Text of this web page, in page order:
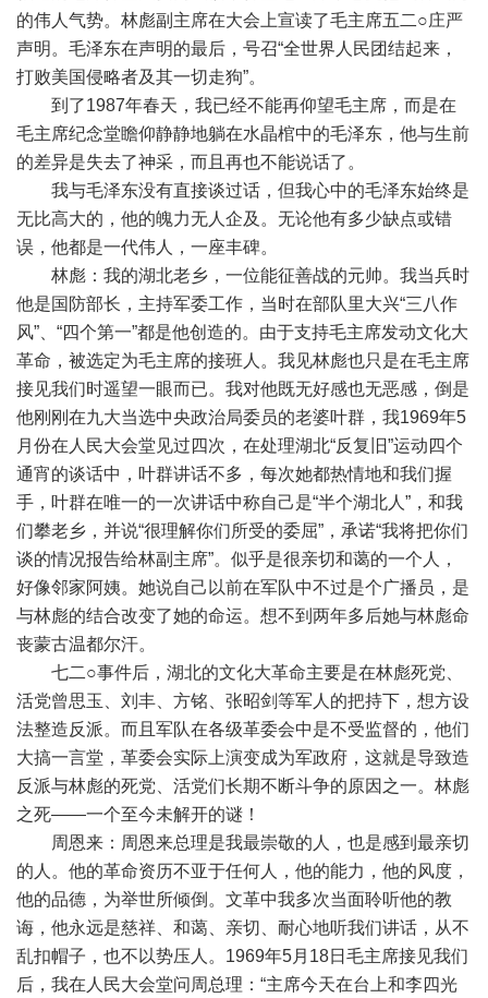
的伟人气势。林彪副主席在大会上宣读了毛主席五二○庄严
声明。毛泽东在声明的最后，号召“全世界人民团结起来，
打败美国侵略者及其一切走狗”。
到了1987年春天，我已经不能再仰望毛主席，而是在
毛主席纪念堂瞻仰静静地躺在水晶棺中的毛泽东，他与生前
的差异是失去了神采，而且再也不能说话了。
我与毛泽东没有直接谈过话，但我心中的毛泽东始终是
无比高大的，他的魄力无人企及。无论他有多少缺点或错
误，他都是一代伟人，一座丰碑。
林彪：我的湖北老乡，一位能征善战的元帅。我当兵时
他是国防部长，主持军委工作，当时在部队里大兴“三八作
风”、“四个第一”都是他创造的。由于支持毛主席发动文化大
革命，被选定为毛主席的接班人。我见林彪也只是在毛主席
接见我们时遥望一眼而已。我对他既无好感也无恶感，倒是
他刚刚在九大当选中央政治局委员的老婆叶群，我1969年5
月份在人民大会堂见过四次，在处理湖北“反复旧”运动四个
通宵的谈话中，叶群讲话不多，每次她都热情地和我们握
手，叶群在唯一的一次讲话中称自己是“半个湖北人”，和我
们攀老乡，并说“很理解你们所受的委屈”，承诺“我将把你们
谈的情况报告给林副主席”。似乎是很亲切和蔼的一个人，
好像邻家阿姨。她说自己以前在军队中不过是个广播员，是
与林彪的结合改变了她的命运。想不到两年多后她与林彪命
丧蒙古温都尔汗。
七二○事件后，湖北的文化大革命主要是在林彪死党、
活党曾思玉、刘丰、方铭、张昭剑等军人的把持下，想方设
法整造反派。而且军队在各级革委会中是不受监督的，他们
大搞一言堂，革委会实际上演变成为军政府，这就是导致造
反派与林彪的死党、活党们长期不断斗争的原因之一。林彪
之死——一个至今未解开的谜！
周恩来：周恩来总理是我最崇敬的人，也是感到最亲切
的人。他的革命资历不亚于任何人，他的能力，他的风度，
他的品德，为举世所倾倒。文革中我多次当面聆听他的教
诲，他永远是慈祥、和蔼、亲切、耐心地听我们讲话，从不
乱扣帽子，也不以势压人。1969年5月18日毛主席接见我们
后，我在人民大会堂问周总理：“主席今天在台上和李四光